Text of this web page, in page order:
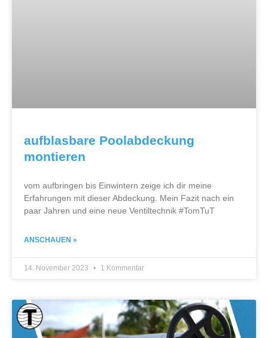
aufblasbare Poolabdeckung
montieren
vom aufbringen bis Einwintern zeige ich dir meine
Erfahrungen mit dieser Abdeckung. Mein Fazit nach ein
paar Jahren und eine neue Ventiltechnik #TomTuT
ANSCHAUEN »
14. November 2023 1 Kommentar